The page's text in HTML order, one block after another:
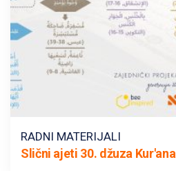
RADNI MATERIJALI
Slični ajeti 30. džuza Kur'ana